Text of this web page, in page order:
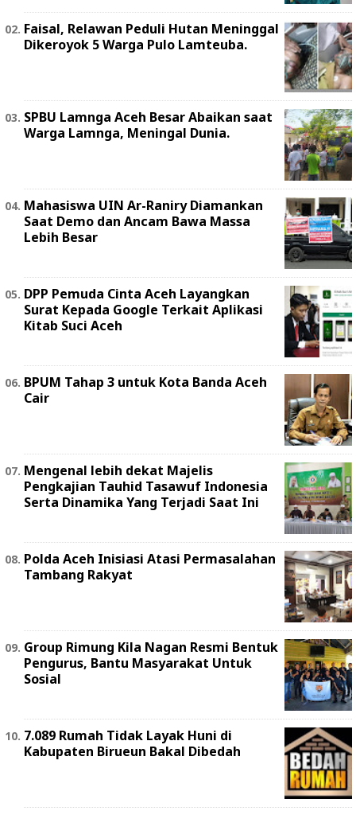
Faisal, Relawan Peduli Hutan Meninggal
Dikeroyok 5 Warga Pulo Lamteuba.
SPBU Lamnga Aceh Besar Abaikan saat
Warga Lamnga, Meningal Dunia.
Mahasiswa UIN Ar-Raniry Diamankan
Saat Demo dan Ancam Bawa Massa
Lebih Besar
DPP Pemuda Cinta Aceh Layangkan
Surat Kepada Google Terkait Aplikasi
Kitab Suci Aceh
BPUM Tahap 3 untuk Kota Banda Aceh
Cair
Mengenal lebih dekat Majelis
Pengkajian Tauhid Tasawuf Indonesia
Serta Dinamika Yang Terjadi Saat Ini
Polda Aceh Inisiasi Atasi Permasalahan
Tambang Rakyat
Group Rimung Kila Nagan Resmi Bentuk
Pengurus, Bantu Masyarakat Untuk
Sosial
7.089 Rumah Tidak Layak Huni di
Kabupaten Birueun Bakal Dibedah